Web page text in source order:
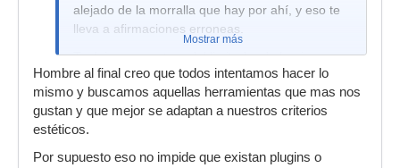
alejado de la morralla que hay por ahí, y eso te
lleva a afirmaciones erroneas.
Te dejo una captura del limitador de Logic, en
este caso Logic X. Pero esta patata llamada
limitador por los de Apple, viene desde los
tiempos de Emagic.
ganancia. Limpio.
Mostrar más
Hombre al final creo que todos intentamos hacer lo
mismo y buscamos aquellas herramientas que mas nos
gustan y que mejor se adaptan a nuestros criterios
estéticos.
Por supuesto eso no impide que existan plugins o